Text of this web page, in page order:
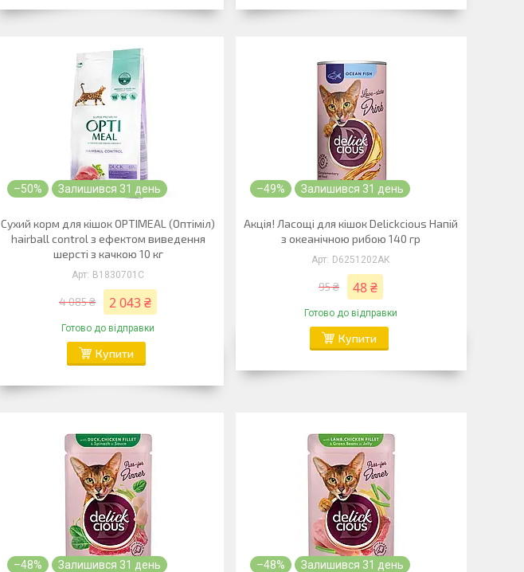
–50% Залишився 31 день
Сухий корм для кішок OPTIMEAL (Оптіміл)
hairball control з ефектом виведення
шерсті з качкою 10 кг
B1830701С
4 085 ₴ 2 043 ₴
Готово до відправки
Купити
–49% Залишився 31 день
Акція! Ласощі для кішок Delickcious Напій
з океанічною рибою 140 гр
D6251202АК
95 ₴ 48 ₴
Готово до відправки
Купити
–48% Залишився 31 день –48% Залишився 31 день